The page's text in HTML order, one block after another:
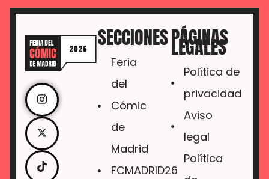
SECCIONES
Feria
del
Cómic
de
Madrid
FCMADRID26
PÁGINAS
LEGALES
Política de
privacidad
Aviso
legal
Política